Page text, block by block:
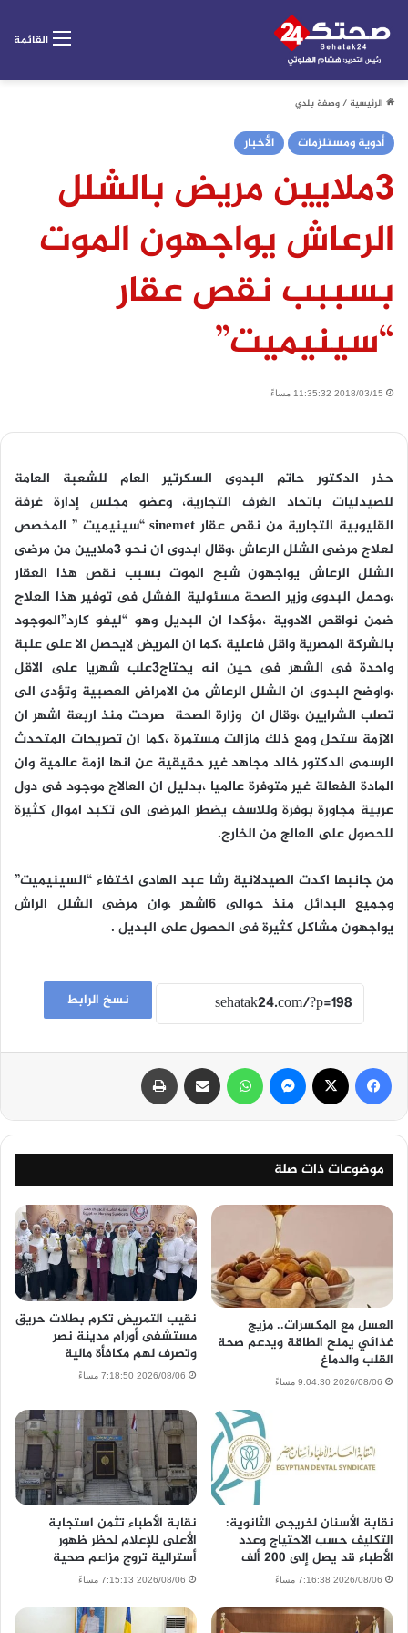
القائمة
الرئيسية/وصفة بلدي
أدوية ومستلزمات الأخبار
3ملايين مريض بالشلل
الرعاش يواجهون الموت
بسببب نقص عقار
“سينيميت”
2018/03/15 11:35:32 مساءً
حذر الدكتور حاتم البدوى السكرتير العام للشعبة العامة
للصيدليات باتحاد الغرف التجارية، وعضو مجلس إدارة غرفة
القليوبية التجاريةمن نقص عقار sinemet“سينيميت ” المخصص
لعلاج مرضى الشلل الرعاش ،وقال ابدوى ان نحو 3ملايين من مرضى
الشلل الرعاش يواجهون شبح الموت بسبب نقص هذا العقار
،وحمل البدوى وزير الصحة مسئولية الفشل فى توفير هذا العلاج
ضمن نواقص الادوية ،مؤكدا ان البديل وهو “ليفو كارد”الموجود
بالشركة المصرية واقل فاعلية ،كما ان المريض لايحصل الا على علبة
واحدة فى الشهر فى حين انه يحتاج3علب شهريا على الاقل
،واوضح البدوى ان الشلل الرعاش من الامراض العصبية وتؤدى الى
تصلب الشرايين ،وقال ان وزارة الصحة صرحت منذ اربعة اشهر ان
الازمة ستحل ومع ذلك مازالت مستمرة ،كما ان تصريحات المتحدث
الرسمى الدكتور خالد مجاهد غير حقيقية عن انها ازمة عالمية وان
المادة الفعالة غير متوفرة عالميا ،بدليل ان العالاج موجود فى دول
عربية مجاورة بوفرة وللاسف يضطر المرضى الى تكبد اموال كثيرة
للحصول على العالج من الخارج.
من جانبها اكدت الصيدلانية رشا عبد الهادى اختفاء “السينيميت”
وجميع البدائل منذ حوالى 6اشهر ،وان مرضى الشلل الراش
يواجهون مشاكل كثيرة فى الحصول على البديل .
نسخ الرابط
فيسبوك ماسنجر واتساب مشاركة عبر البريد
موضوعات ذات صلة
العسل مع المكسرات.. مزيج
غذائي يمنح الطاقة ويدعم صحة
القلب والدماغ
2026/08/06 9:04:30 مساءً
نقيب التمريض تكرم بطلات حريق
مستشفى أورام مدينة نصر
وتصرف لهم مكافأة مالية
2026/08/06 7:18:50 مساءً
نقابة الأسنان لخريجى الثانوية:
التكليف حسب الاحتياج وعدد
الأطباء قد يصل إلى 200 ألف
2026/08/06 7:16:38 مساءً
نقابة الأطباء تثمن استجابة
الأعلى للإعلام لحظر ظهور
أسترالية تروج مزاعم صحية
2026/08/06 7:15:13 مساءً